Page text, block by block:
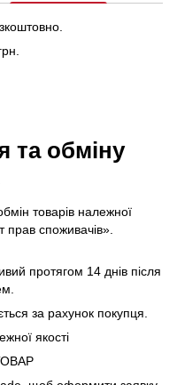
та обміну
товарів належної
прав споживачів».
протягом 14 днів після
за рахунок покупця.
якості